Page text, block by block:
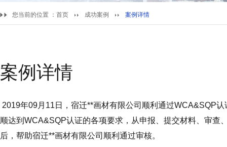
您当前的位置 ： 首页 成功案例 案例详情
案例详情
2019年09月11日，宿迁**画材有限公司顺利通过WCA&SQP
顺达到WCA&SQP认证的各项要求，从申报、提交材料、审查
后，帮助宿迁**画材有限公司顺利通过审核。